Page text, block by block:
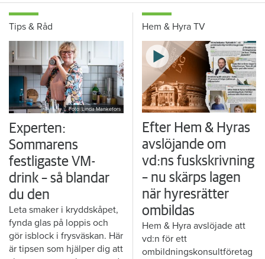
Tips & Råd
Foto: Linda Mankefors
Experten:
Sommarens
festligaste VM-
drink – så blandar
du den
Leta smaker i kryddskåpet,
fynda glas på loppis och
gör isblock i frysväskan. Här
är tipsen som hjälper dig att
Hem & Hyra TV
Efter Hem & Hyras
avslöjande om
vd:ns fuskskrivning
– nu skärps lagen
när hyresrätter
ombildas
Hem & Hyra avslöjade att
vd:n för ett
ombildningskonsultföretag